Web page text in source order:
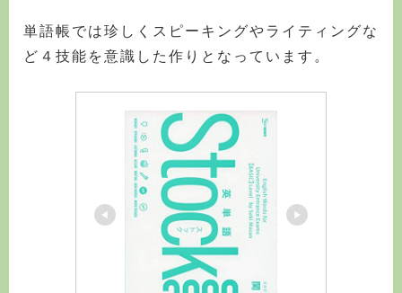
単語帳では珍しくスピーキングやライティングな
ど４技能を意識した作りとなっています。